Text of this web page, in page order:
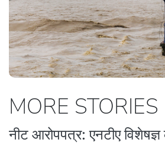
MORE STORIES
नीट आरोपपत्र: एनटीए